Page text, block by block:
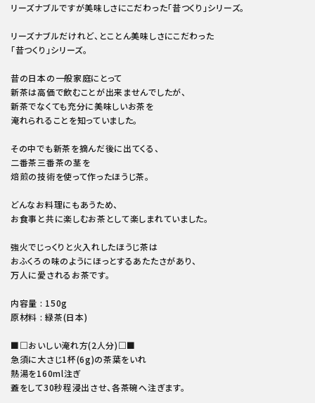
リーズナブルですが美味しさにこだわった「昔つくり」シリーズ。
リーズナブルだけれど、とことん美味しさにこだわった
「昔つくり」シリーズ。
昔の日本の一般家庭にとって
新茶は高価で飲むことが出来ませんでしたが、
新茶でなくても充分に美味しいお茶を
淹れられることを知っていました。
その中でも新茶を摘んだ後に出てくる、
二番茶三番茶の茎を
焙煎の技術を使って作ったほうじ茶。
どんなお料理にもあうため、
お食事と共に楽しむお茶として楽しまれていました。
強火でじっくりと火入れしたほうじ茶は
おふくろの味のようにほっとするあたたさがあり、
万人に愛されるお茶です。
内容量 : 150g
原材料 : 緑茶(日本)
■□おいしい淹れ方(2人分)□■
急須に大さじ1杯(6g)の茶葉をいれ
熱湯を160ml注ぎ
蓋をして30秒程浸出させ、各茶碗へ注ぎます。